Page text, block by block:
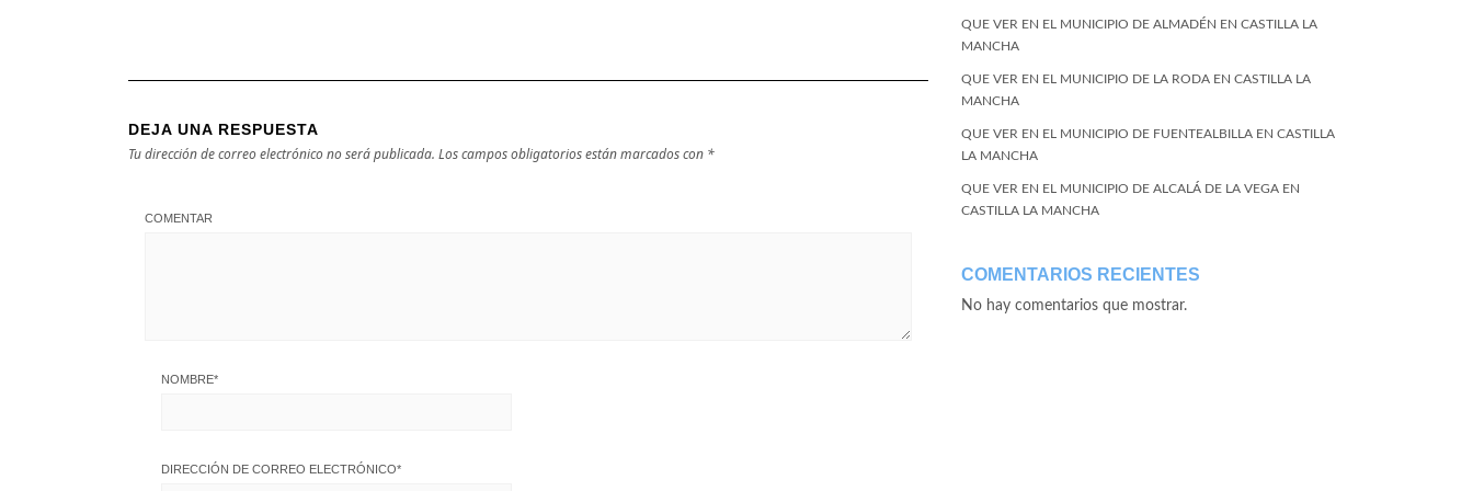
DEJA UNA RESPUESTA
Tu dirección de correo electrónico no será publicada. Los campos obligatorios están marcados con *
COMENTAR
NOMBRE*
DIRECCIÓN DE CORREO ELECTRÓNICO*
QUE VER EN EL MUNICIPIO DE ALMADÉN EN CASTILLA LA
MANCHA
QUE VER EN EL MUNICIPIO DE LA RODA EN CASTILLA LA
MANCHA
QUE VER EN EL MUNICIPIO DE FUENTEALBILLA EN CASTILLA
LA MANCHA
QUE VER EN EL MUNICIPIO DE ALCALÁ DE LA VEGA EN
CASTILLA LA MANCHA
COMENTARIOS RECIENTES
No hay comentarios que mostrar.